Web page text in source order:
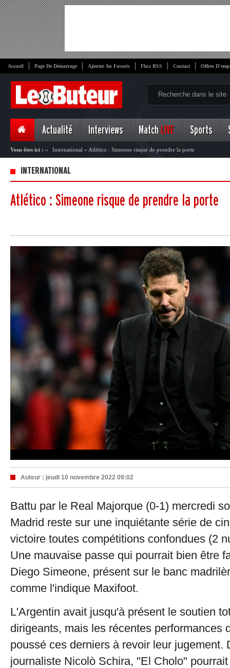
Accueil Page De Démarrage Ajouter Au Favoris Flux RSS Contact Offres
Actualité Interviews Match LIVE Sports
Vous êtes ici : » International » Atlético : Simeone risque de prendre la porte
INTERNATIONAL
Atlético : Simeone risque de prendre la porte
Auteur : jeudi 10 novembre 2022 09:02
Battu par le Real Majorque (0-1) mercredi
Madrid reste sur une inquiétante série de
victoire toutes compétitions confondues (2
Une mauvaise passe qui pourrait bien être
Diego Simeone, présent sur le banc
comme l'indique Maxifoot.
L'Argentin avait jusqu'à présent le soutien
dirigeants, mais les récentes performances
poussé ces derniers à revoir leur jugement.
journaliste Nicolò Schira, "El Cholo"